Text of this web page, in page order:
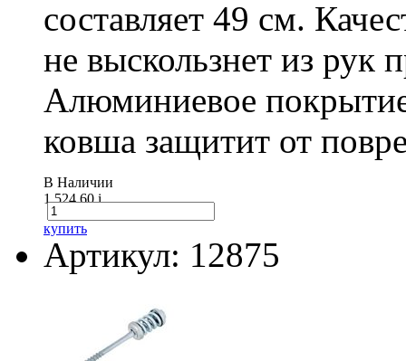
составляет 49 см.
не выскользнет из рук
Алюминиевое
ковша защитит от
В Наличии
1 524.60i
купить
Артикул: 12875